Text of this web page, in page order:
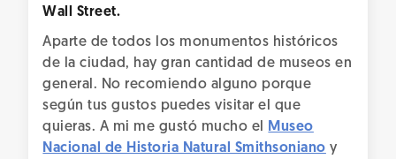
Wall Street.
Aparte de todos los monumentos históricos
de la ciudad, hay gran cantidad de museos en
general. No recomiendo alguno porque
según tus gustos puedes visitar el que
quieras. A mi me gustó mucho el
Museo
Nacional de Historia Natural Smithsoniano y